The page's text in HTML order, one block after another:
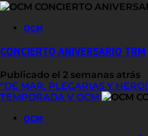
OCM
CONCIERTO ANIVERSARIO TRM
Publicado el 2 semanas atrás
“DE MAR, PLEGARIAS Y
TEMPORADA V OCM
OCM